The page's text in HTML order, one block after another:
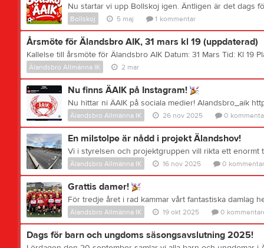
Bollskoj 5 maj 1 kommentar
Årsmöte för Älandsbro AIK, 31 mars kl 19 (uppdaterad)
Älandsbro Allmänna IK 2 mar
Nu finns ÄAIK på Instagram!
Älandsbro Allmänna IK 26 nov 2025 0
En milstolpe är nådd i projekt Älandshov!
Älandsbro Allmänna IK 16 nov 2025 0
Grattis damer!
Älandsbro Allmänna IK 19 okt 2025 0
Dags för barn och ungdoms säsongsavslutning 2025!